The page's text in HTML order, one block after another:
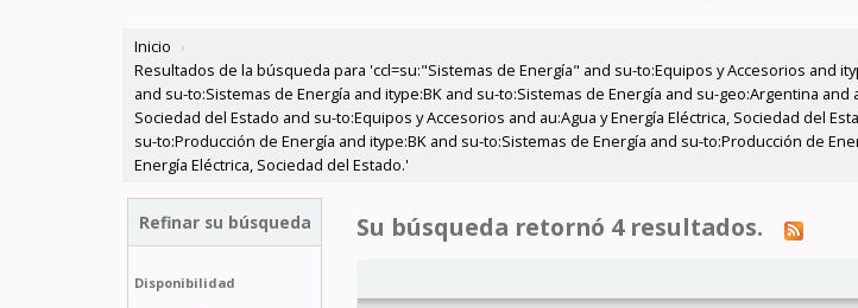
Inicio ›
Resultados de la búsqueda para 'ccl=su:"Sistemas de Energía" and su-to:Equipos y Accesorios and
and su-to:Sistemas de Energía and itype:BK and su-to:Sistemas de Energía and su-geo:Argentina and
Sociedad del Estado and su-to:Equipos y Accesorios and au:Agua y Energía Eléctrica, Sociedad del
su-to:Producción de Energía and itype:BK and su-to:Sistemas de Energía and su-to:Producción de
Energía Eléctrica, Sociedad del Estado.'
Refinar su búsqueda
Disponibilidad
Su búsqueda retornó 4 resultados.